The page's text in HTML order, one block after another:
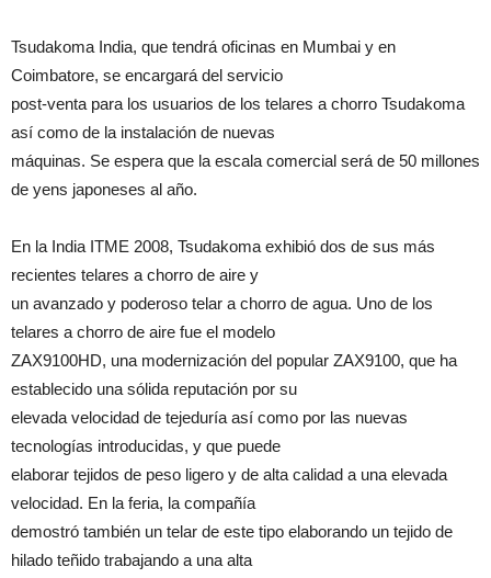
Tsudakoma India, que tendrá oficinas en Mumbai y en
Coimbatore, se encargará del servicio
post-venta para los usuarios de los telares a chorro Tsudakoma
así como de la instalación de nuevas
máquinas. Se espera que la escala comercial será de 50 millones
de yens japoneses al año.
En la India ITME 2008, Tsudakoma exhibió dos de sus más
recientes telares a chorro de aire y
un avanzado y poderoso telar a chorro de agua. Uno de los
telares a chorro de aire fue el modelo
ZAX9100HD, una modernización del popular ZAX9100, que ha
establecido una sólida reputación por su
elevada velocidad de tejeduría así como por las nuevas
tecnologías introducidas, y que puede
elaborar tejidos de peso ligero y de alta calidad a una elevada
velocidad. En la feria, la compañía
demostró también un telar de este tipo elaborando un tejido de
hilado teñido trabajando a una alta